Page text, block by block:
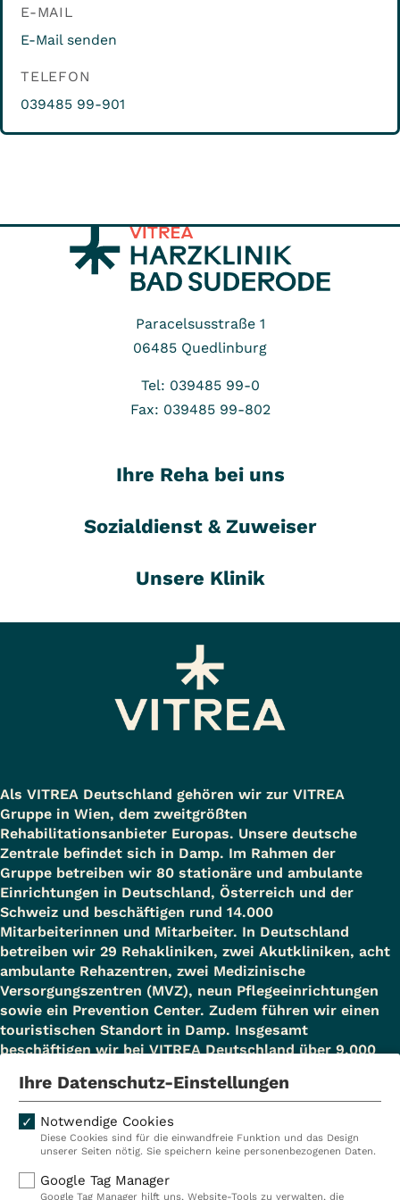
E-MAIL
E-Mail senden
TELEFON
039485 99-901
Paracelsusstraße 1
06485 Quedlinburg
Tel: 039485 99-0
Fax: 039485 99-802
Ihre Reha bei uns
Sozialdienst & Zuweiser
Unsere Klinik
Als VITREA Deutschland gehören wir zur VITREA
Gruppe in Wien, dem zweitgrößten
Rehabilitationsanbieter Europas. Unsere deutsche
Zentrale befindet sich in Damp. Im Rahmen der
Gruppe betreiben wir 80 stationäre und ambulante
Einrichtungen in Deutschland, Österreich und der
Schweiz und beschäftigen rund 14.000
Mitarbeiterinnen und Mitarbeiter. In Deutschland
betreiben wir 29 Rehakliniken, zwei Akutkliniken, acht
ambulante Rehazentren, zwei Medizinische
Versorgungszentren (MVZ), neun Pflegeeinrichtungen
sowie ein Prevention Center. Zudem führen wir einen
touristischen Standort in Damp. Insgesamt
beschäftigen wir bei VITREA Deutschland über 9.000
Kliniken
Ambulant
Reha
Ihre Datenschutz-Einstellungen
Notwendige Cookies
Diese Cookies sind für die einwandfreie Funktion und das Design
unserer Seiten nötig. Sie speichern keine personenbezogenen Daten.
Google Tag Manager
Google Tag Manager hilft uns, Website-Tools zu verwalten, die